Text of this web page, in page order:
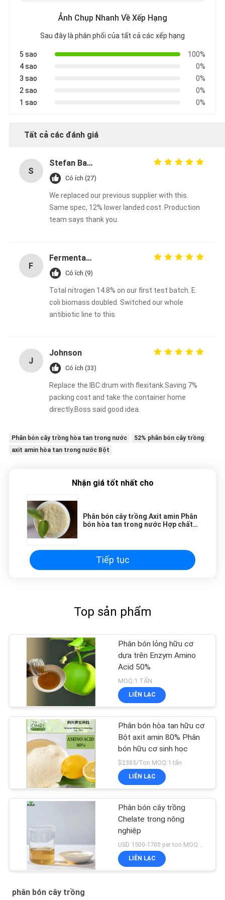
Ảnh Chụp Nhanh Về Xếp Hạng
Sau đây là phân phối của tất cả các xếp hạng
5 sao
100%
4 sao
0%
3 sao
0%
2 sao
0%
1 sao
0%
Tất cả các đánh giá
S
Stefan Bauer
Có ích (27)
We replaced our previous supplier with this.
Same spec, 12% lower landed cost. Production
team says thank you.
F
Fermentation Manager
Có ích (9)
Total nitrogen 14.8% on our first test batch. E.
coli biomass doubled. Switched our whole
antibiotic line to this.
J
Johnson
Có ích (33)
Replace the IBC drum with flexitank.Saving 7%
packing cost and take the container home
directly.Boss said good idea.
Phân bón cây trồng hòa tan trong nước
52% phân bón cây trồng
axit amin hòa tan trong nước Bột
Nhận giá tốt nhất cho
Phân bón cây trồng Axit amin Phân
bón hòa tan trong nước Hợp chất
Tiếp tục
Top sản phẩm
Phân bón lỏng hữu cơ
dựa trên Enzym Amino
Acid 50%
MOQ:1 TẤN
LIÊN LẠC
Phân bón hòa tan hữu cơ
Bột axit amin 80% Phân
bón hữu cơ sinh học
$2385/Ton MOQ:1 tấn
LIÊN LẠC
Phân bón cây trồng
Chelate trong nông
nghiệp
LIÊN LẠC
phân bón cây trồng